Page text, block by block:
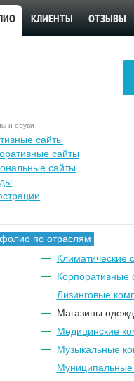
КЛИЕНТЫ ОТЗЫВЫ
и обуви
сайты
сайты
сайты
по отраслям
Климатические
Корпоративные
Лизинговые
Магазины
Медицинские
Музыкальные
Муниципальные